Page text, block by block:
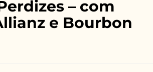
– com
e Bourbon